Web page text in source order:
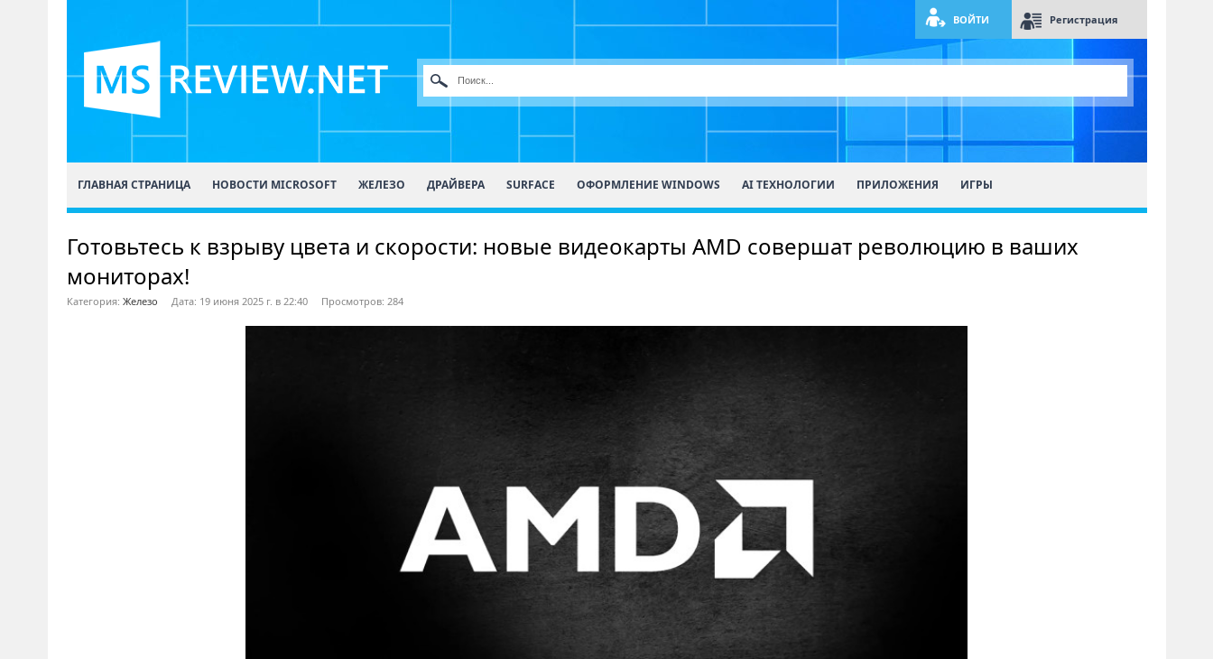
ВОЙТИ Регистрация
ГЛАВНАЯ СТРАНИЦА НОВОСТИ MICROSOFT ЖЕЛЕЗО ДРАЙВЕРА SURFACE ОФОРМЛЕНИЕ WINDOWS AI ТЕХНОЛОГИИ ПРИЛОЖЕНИЯ ИГРЫ
Готовьтесь к взрыву цвета и скорости: новые видеокарты AMD совершат революцию в ваших
мониторах!
Категория: Железо Дата: 19 июня 2025 г. в 22:40 Просмотров: 284